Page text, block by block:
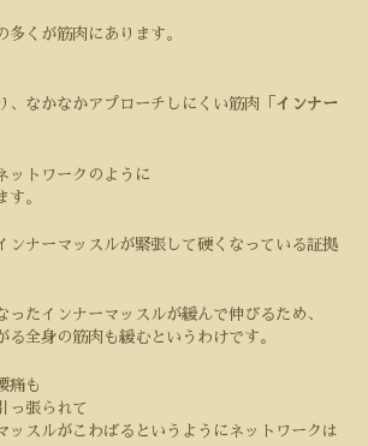
多くが筋肉にあります。
、なかなかアプローチしにくい筋肉「 インナー
ットワークのように
す。
ンナーマッスルが緊張して硬くなっている証拠
ったインナーマッスルが緩んで伸びるため、
る全身の筋肉も緩むというわけです。
痛も
っ張られて
ッスルがこわばるというようにネットワークは